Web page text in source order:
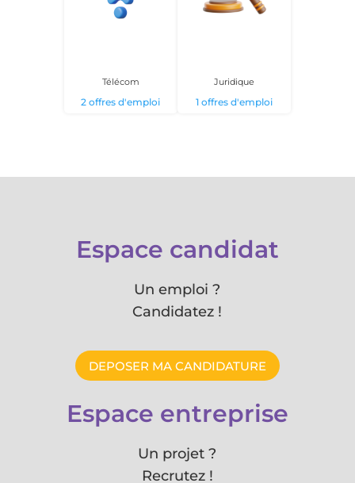
Télécom
2 offres d'emploi
Juridique
1 offres d'emploi
Espace candidat
Un emploi ?
Candidatez !
DEPOSER MA CANDIDATURE
Espace entreprise
Un projet ?
Recrutez !